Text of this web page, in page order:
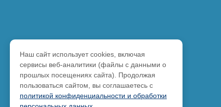
Наш сайт использует cookies, включая
сервисы веб-аналитики (файлы с данными о
прошлых посещениях сайта). Продолжая
пользоваться сайтом, вы соглашаетесь с
политикой конфиденциальности и обработки